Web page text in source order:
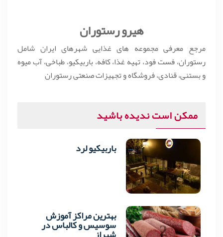
هیرو رستوران
مرجع معرفی مجموعه های غذایی شهرهای ایران شامل
رستوران، فست فود، تهیه غذا، کافه، باربیکیو، طباخی، آب میوه
و بستنی، قنادی، فروشگاه و تجهیزات صنعتی رستوران
ممکن است ندیده باشید
1 باربیکیو لرد
بهترین مراکز آموزش
سوسیس و کالباس در